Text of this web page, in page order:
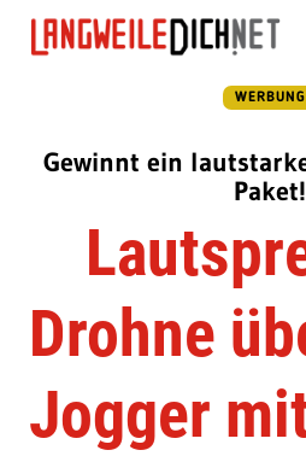
WERBUNG
Gewinnt ein
Paket!
Drohne
Jogger